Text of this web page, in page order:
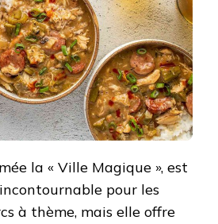
:
DÉCOUVREZ
LES
SAVEURS
DE
LA
VILLE
MAGIQUE
la « Ville Magique », est
pour les
à thème, mais elle offre